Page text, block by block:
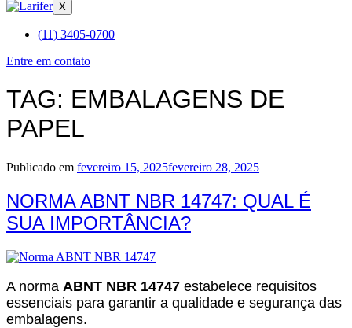
X
(11) 3405-0700
Entre em contato
TAG: EMBALAGENS DE
PAPEL
Publicado em fevereiro 15, 2025fevereiro 28, 2025
NORMA ABNT NBR 14747: QUAL É
SUA IMPORTÂNCIA?
A norma ABNT NBR 14747 estabelece requisitos
essenciais para garantir a qualidade e segurança das
embalagens.